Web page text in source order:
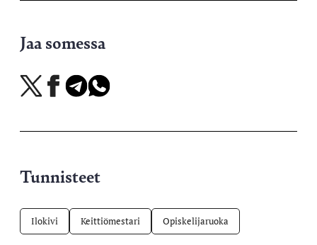
Jaa somessa
Jaa
X-
Jaa
Facebookissa
Jaa
Telegramissa
Jaa
WhatsAppissa
Tunnisteet
Ilokivi Keittiömestari Opiskelijaruoka